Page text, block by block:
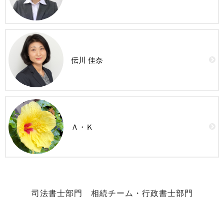
伝川 佳奈
Ａ・Ｋ
司法書士部門 相続チーム・行政書士部門